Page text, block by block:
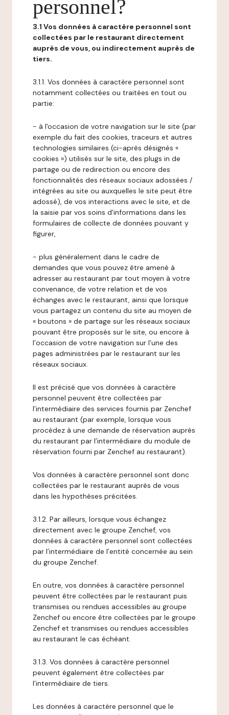
personnel?
3.1 Vos données à caractère personnel sont
collectées par le restaurant directement
auprès de vous, ou indirectement auprès de
tiers.
3.1.1. Vos données à caractère personnel sont
notamment collectées ou traitées en tout ou
partie:
- à l'occasion de votre navigation sur le site (par
exemple du fait des cookies, traceurs et autres
technologies similaires (ci-après désignés «
cookies ») utilisés sur le site, des plugs in de
partage ou de redirection ou encore des
fonctionnalités des réseaux sociaux adossées /
intégrées au site ou auxquelles le site peut être
adossé), de vos interactions avec le site, et de
la saisie par vos soins d'informations dans les
formulaires de collecte de données pouvant y
figurer,
- plus généralement dans le cadre de
demandes que vous pouvez être amené à
adresser au restaurant par tout moyen à votre
convenance, de votre relation et de vos
échanges avec le restaurant, ainsi que lorsque
vous partagez un contenu du site au moyen de
« boutons » de partage sur les réseaux sociaux
pouvant être proposés sur le site, ou encore à
l’occasion de votre navigation sur l’une des
pages administrées par le restaurant sur les
réseaux sociaux.
Il est précisé que vos données à caractère
personnel peuvent être collectées par
l’intermédiaire des services fournis par Zenchef
au restaurant (par exemple, lorsque vous
procédez à une demande de réservation auprès
du restaurant par l’intermédiaire du module de
réservation fourni par Zenchef au restaurant).
Vos données à caractère personnel sont donc
collectées par le restaurant auprès de vous
dans les hypothèses précitées.
3.1.2. Par ailleurs, lorsque vous échangez
directement avec le groupe Zenchef, vos
données à caractère personnel sont collectées
par l’intermédiaire de l’entité concernée au sein
du groupe Zenchef.
En outre, vos données à caractère personnel
peuvent être collectées par le restaurant puis
transmises ou rendues accessibles au groupe
Zenchef ou encore être collectées par le groupe
Zenchef et transmises ou rendues accessibles
au restaurant le cas échéant.
3.1.3. Vos données à caractère personnel
peuvent également être collectées par
l’intermédiaire de tiers.
Les données à caractère personnel que le